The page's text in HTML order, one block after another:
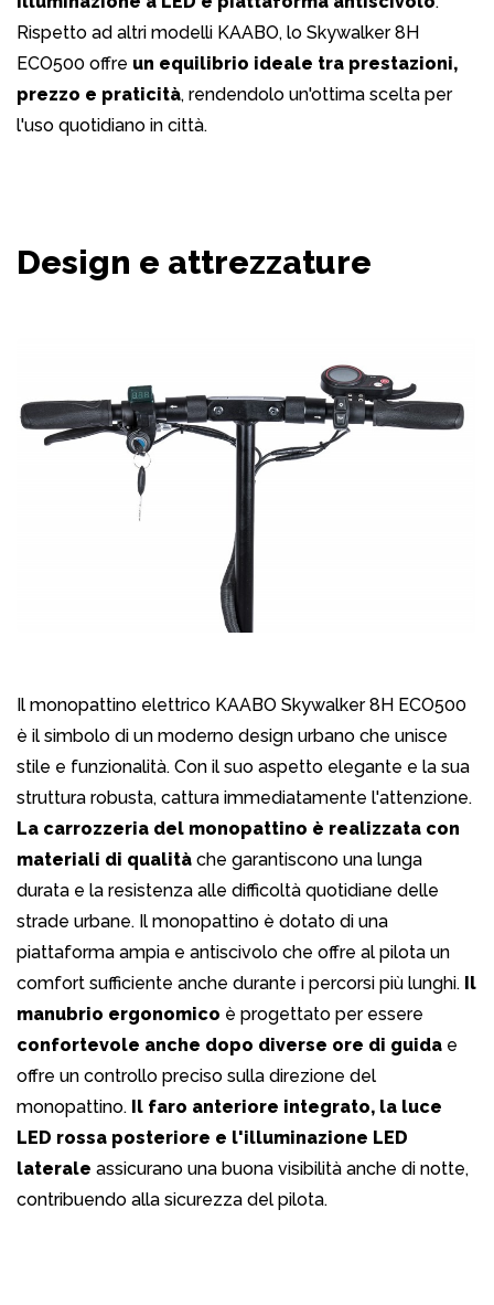
Rispetto ad altri modelli KAABO, lo Skywalker 8H
ECO500 offre un equilibrio ideale tra prestazioni,
prezzo e praticità, rendendolo un'ottima scelta per
l'uso quotidiano in città.
Design e attrezzature
Il monopattino elettrico KAABO Skywalker 8H ECO500
è il simbolo di un moderno design urbano che unisce
stile e funzionalità. Con il suo aspetto elegante e la sua
struttura robusta, cattura immediatamente l'attenzione.
La carrozzeria del monopattino è realizzata con
materiali di qualità che garantiscono una lunga
durata e la resistenza alle difficoltà quotidiane delle
strade urbane. Il monopattino è dotato di una
piattaforma ampia e antiscivolo che offre al pilota un
comfort sufficiente anche durante i percorsi più lunghi. Il
manubrio ergonomico è progettato per essere
confortevole anche dopo diverse ore di guida e
offre un controllo preciso sulla direzione del
monopattino. Il faro anteriore integrato, la luce
LED rossa posteriore e l'illuminazione LED
laterale assicurano una buona visibilità anche di notte,
contribuendo alla sicurezza del pilota.